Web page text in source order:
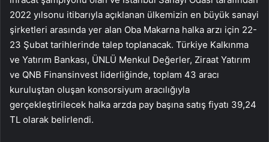
2022 yılsonu itibarıyla açıklanan ülkemizin en büyük sanayi
şirketleri arasında yer alan Oba Makarna halka arzı için 22-
23 Şubat tarihlerinde talep toplanacak. Türkiye Kalkınma
ve Yatırım Bankası, ÜNLÜ Menkul Değerler, Ziraat Yatırım
ve QNB Finansinvest liderliğinde, toplam 43 aracı
kuruluştan oluşan konsorsiyum aracılığıyla
gerçekleştirilecek halka arzda pay başına satış fiyatı 39,24
TL olarak belirlendi.